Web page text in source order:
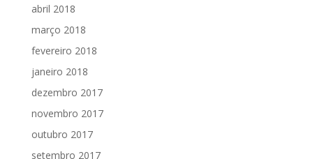
abril 2018
março 2018
fevereiro 2018
janeiro 2018
dezembro 2017
novembro 2017
outubro 2017
setembro 2017